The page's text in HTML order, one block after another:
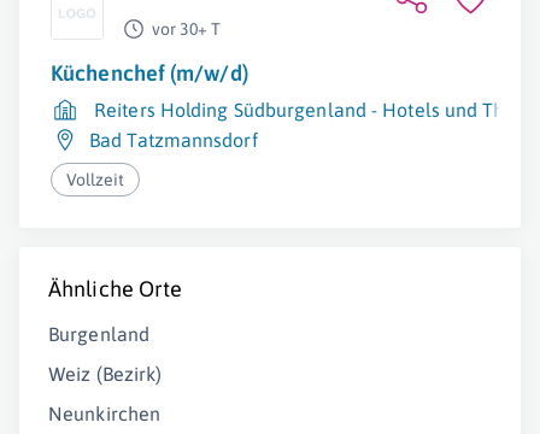
vor 30+ T
Küchenchef (m/w/d)
Reiters Holding Südburgenland - Hotels und
Bad Tatzmannsdorf
Vollzeit
Ähnliche Orte
Burgenland
Weiz (Bezirk)
Neunkirchen